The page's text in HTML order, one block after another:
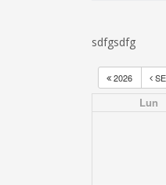
sdfgsdfg
2026
Lun